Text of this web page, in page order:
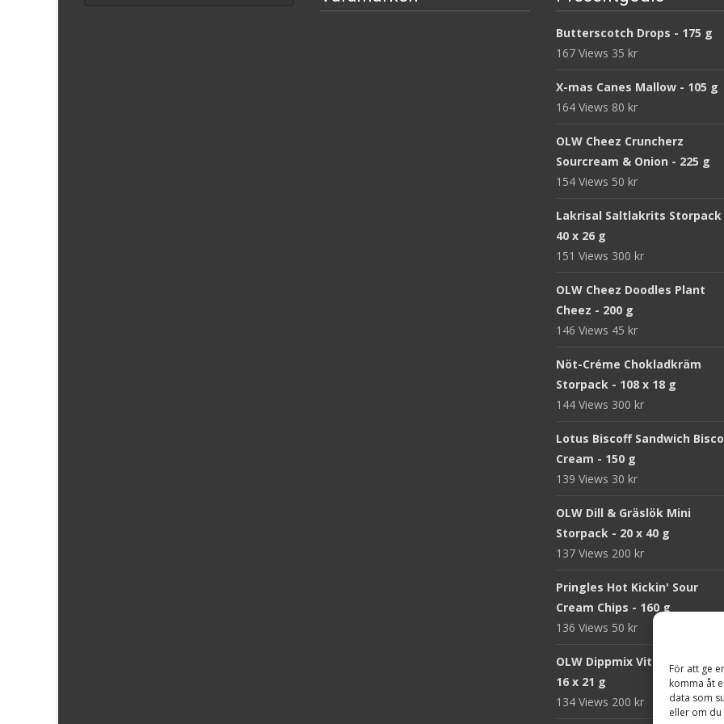
För att ge
komma åt
data som
eller om
Butterscotch Drops - 175 g
167 Views 35 kr
X-mas Canes Mallow - 105 g
164 Views 80 kr
OLW Cheez Cruncherz
Sourcream & Onion - 225 g
154 Views 50 kr
Lakrisal Saltlakrits Storpack
40 x 26 g
151 Views 300 kr
OLW Cheez Doodles Plant
Cheez - 200 g
146 Views 45 kr
Nöt-Créme Chokladkräm
Storpack - 108 x 18 g
144 Views 300 kr
Lotus Biscoff Sandwich
Cream - 150 g
139 Views 30 kr
OLW Dill & Gräslök Mini
Storpack - 20 x 40 g
137 Views 200 kr
Pringles Hot Kickin' Sour
Cream Chips - 160 g
136 Views 50 kr
OLW Dippmix Vitlök
16 x 21 g
134 Views 200 kr